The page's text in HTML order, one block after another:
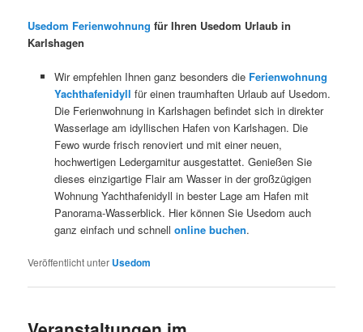
Usedom Ferienwohnung für Ihren Usedom Urlaub in
Karlshagen
Wir empfehlen Ihnen ganz besonders die Ferienwohnung
Yachthafenidyll für einen traumhaften Urlaub auf Usedom.
Die Ferienwohnung in Karlshagen befindet sich in direkter
Wasserlage am idyllischen Hafen von Karlshagen. Die
Fewo wurde frisch renoviert und mit einer neuen,
hochwertigen Ledergarnitur ausgestattet. Genießen Sie
dieses einzigartige Flair am Wasser in der großzügigen
Wohnung Yachthafenidyll in bester Lage am Hafen mit
Panorama-Wasserblick. Hier können Sie Usedom auch
ganz einfach und schnell online buchen.
Veröffentlicht unter Usedom